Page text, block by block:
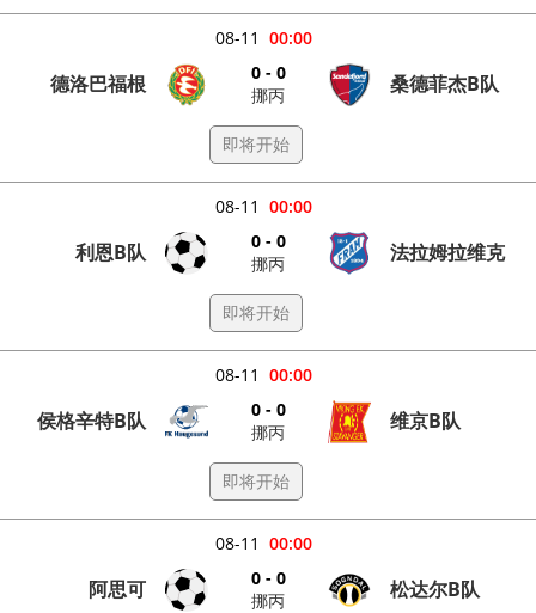
00:00
08-11
德洛巴福根
0 - 0
挪丙
桑德菲杰B队
即将开始
00:00
08-11
利恩B队
0 - 0
挪丙
法拉姆拉维克
即将开始
00:00
08-11
侯格辛特B队
0 - 0
挪丙
维京B队
即将开始
00:00
08-11
阿思可
0 - 0
挪丙
松达尔B队